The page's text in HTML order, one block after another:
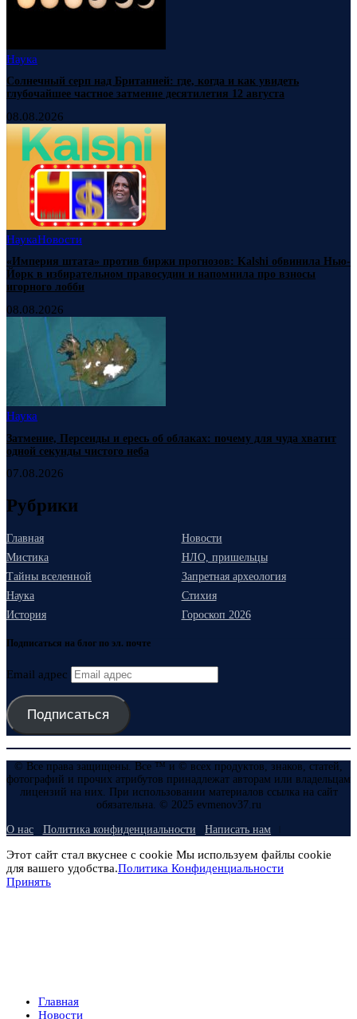
Наука
Солнечный серп над Британией: где, когда и как увидеть
глубочайшее частное затмение десятилетия 12 августа
08.08.2026
НаукаНовости
«Империя штата» против биржи прогнозов: Kalshi обвинила Нью-
Йорк в избирательном правосудии и напомнила про взносы
игорного лобби
08.08.2026
Наука
Затмение, Персеиды и ересь об облаках: почему для чуда хватит
одной секунды чистого неба
07.08.2026
Рубрики
Главная
Новости
Мистика
НЛО, пришельцы
Тайны вселенной
Запретная археология
Наука
Стихия
История
Гороскоп 2026
Подписаться на блог по эл. почте
Email адрес
Подписаться
© Все права защищены. Все ™ и © всех продуктов, знаков, статей,
фотографий и прочих атрибутов принадлежат авторам или владельцам
лицензий на них. При использовании материалов ссылка на сайт
обязательна. © 2025 evmenov37.ru
О нас Политика конфиденциальности Написать нам
Этот сайт стал вкуснее с cookie Мы используем файлы cookie
для вашего удобства.Политика Конфиденциальности
Принять
Главная
Новости